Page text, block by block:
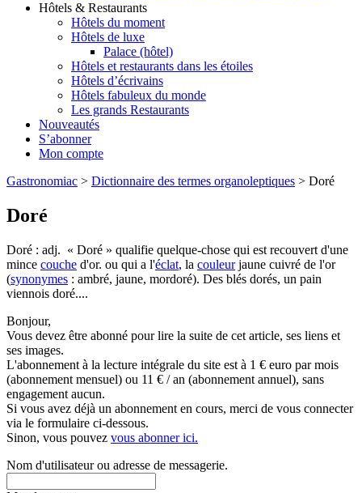
Hôtels & Restaurants
Hôtels du moment
Hôtels de luxe
Palace (hôtel)
Hôtels et restaurants dans les étoiles
Hôtels d’écrivains
Hôtels fabuleux du monde
Les grands Restaurants
Nouveautés
S’abonner
Mon compte
Gastronomiac > Dictionnaire des termes organoleptiques > Doré
Doré
Doré : adj. « Doré » qualifie quelque-chose qui est recouvert d'une
mince couche d'or. ou qui a l'éclat, la couleurjaune cuivré de l'or
(synonymes : ambré, jaune, mordoré). Des blés dorés, un pain
viennois doré....
Bonjour,
Vous devez être abonné pour lire la suite de cet article, ses liens et
ses images.
L'abonnement à la lecture intégrale du site est à 1 € euro par mois
(abonnement mensuel) ou 11 € / an (abonnement annuel), sans
engagement aucun.
Si vous avez déjà un abonnement en cours, merci de vous connecter
via le formulaire ci-dessous.
Sinon, vous pouvez vous abonner ici.
Nom d'utilisateur ou adresse de messagerie.